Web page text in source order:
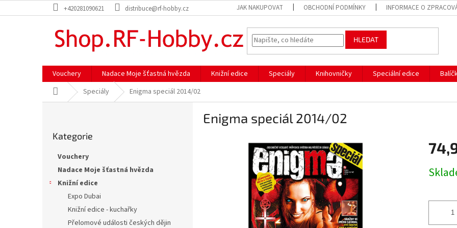
na
+420281090621 distribuce@rf-hobby.cz JAK NAKUPOVAT OBCHODNÍ PODMÍNKY INFORMACE O
HLEDAT
Vouchery Nadace Moje šťastná hvězda Knižní edice Speciály Knihovničky Speciální edice
Domů Speciály Enigma speciál 2014/02
kategorie
Kategorie
Vouchery
Nadace Moje šťastná hvězda
Knižní edice
Expo Dubai
Knižní edice - kuchařky
Přelomové události českých dějin
Enigma speciál 2014/02
cena: